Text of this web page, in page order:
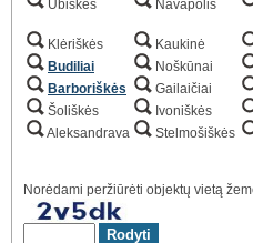
Ubiškės
Klėriškės
Budiliai
Barboriškės
Šoliškės
Aleksandrava
Navapolis
Kaukinė
Noškūnai
Gailaičiai
Ivoniškės
Stelmošiškės
Norėdami peržiūrėti objektų vietą